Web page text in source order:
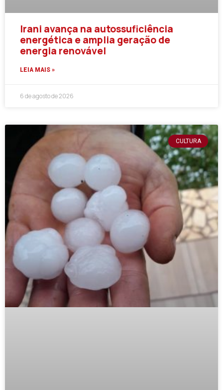
Irani avança na autossuficiência
energética e amplia geração de
energia renovável
LEIA MAIS »
6 de agosto de 2026
CULTURA